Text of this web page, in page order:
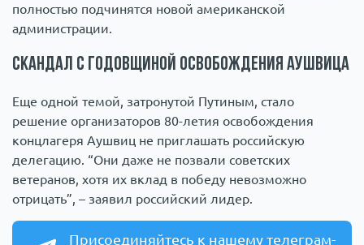
полностью подчинятся новой американской
администрации.
Скандал с годовщиной освобождения Аушвица
Еще одной темой, затронутой Путиным, стало
решение организаторов 80-летия освобождения
концлагеря Аушвиц не приглашать российскую
делегацию. “Они даже не позвали советских
ветеранов, хотя их вклад в победу невозможно
отрицать”, – заявил российский лидер.
Присоединяйтесь к нашему телеграм-